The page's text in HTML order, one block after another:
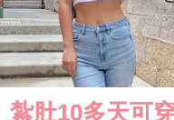
紮肚10多天可